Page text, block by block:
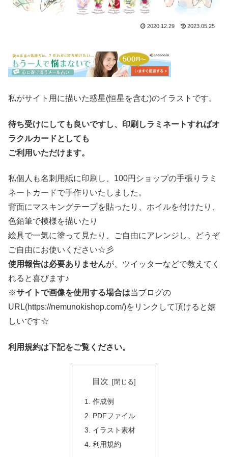
2020.12.29 2023.05.25
私がサイト用に描いた惑星(恒星を含む)のイラストです。
待ち受けにしても良いですし、印刷しラミネートすればオ
ラクルカードとしても
ご利用いただけます。
私個人も名刺用紙に印刷し、100円ショップの手張りラミ
ネートカードで手作りいたしました。
背面にマスキングテープを貼ったり、ホイルを付けたり、
色鉛筆で模様を描いたり
絵具で一気に塗って見たり、ご自由にアレンジし、どうぞ
ご自由にお使いください☆彡
使用報告は必要ありませんが、ツイッターなどで教えてく
れると喜びます♪
※サイトで画像を使用する場合は当ブログの
URL(https://nemunokishop.com/)をリンクして頂けると嬉
しいです☆
利用規約は下記をご覧ください。
目次
作成例
PDFファイル
イラスト素材
利用規約